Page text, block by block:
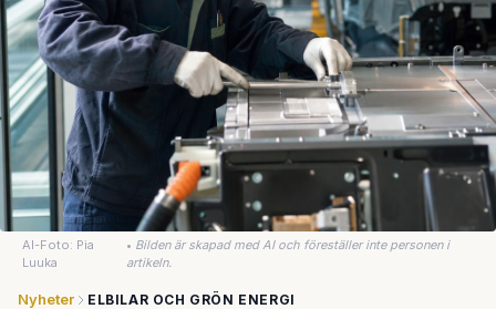
AI-Foto: Pia
Luuka
• Bilden är skapad med AI och föreställer inte personen i
artikeln.
Nyheter ELBILAR OCH GRÖN ENERGI